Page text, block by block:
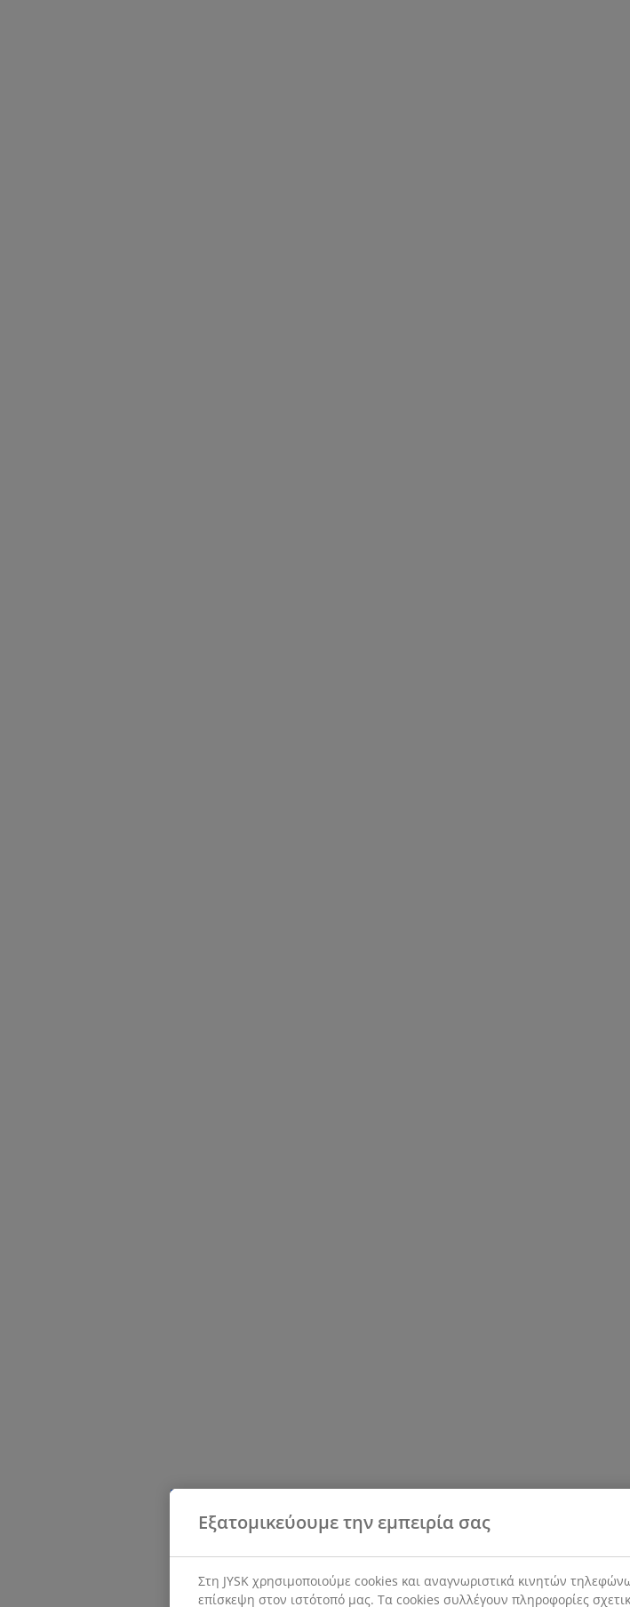
Εξατομικεύουμε την εμπειρία σας
Στη JYSK χρησιμοποιούμε cookies και αναγνωριστικά κινητών
επίσκεψη στον ιστότοπό μας. Τα cookies συλλέγουν πληροφορίες